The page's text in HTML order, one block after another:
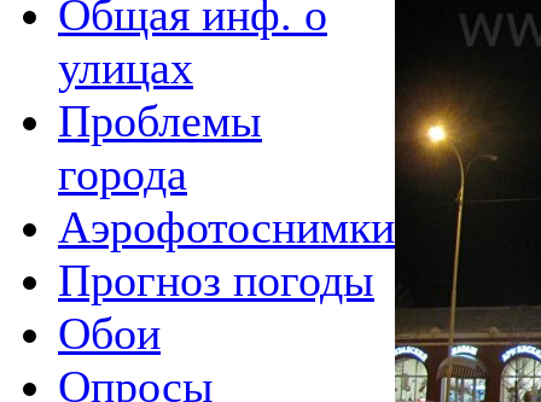
Общая инф. о
улицах
Проблемы
города
Аэрофотоснимки
Прогноз погоды
Обои
Опросы